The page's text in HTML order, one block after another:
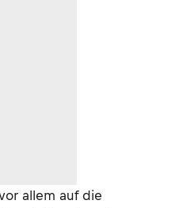
allem auf die